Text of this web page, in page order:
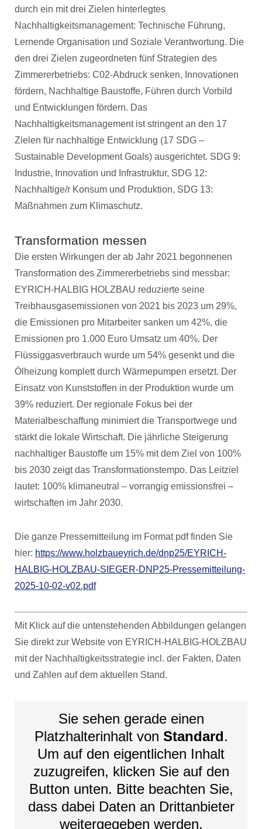
durch ein mit drei Zielen hinterlegtes
Nachhaltigkeitsmanagement: Technische Führung,
Lernende Organisation und Soziale Verantwortung. Die
den drei Zielen zugeordneten fünf Strategien des
Zimmererbetriebs: C02-Abdruck senken, Innovationen
fördern, Nachhaltige Baustoffe, Führen durch Vorbild
und Entwicklungen fördern. Das
Nachhaltigkeitsmanagement ist stringent an den 17
Zielen für nachhaltige Entwicklung (17 SDG –
Sustainable Development Goals) ausgerichtet. SDG 9:
Industrie, Innovation und Infrastruktur, SDG 12:
Nachhaltige/r Konsum und Produktion, SDG 13:
Maßnahmen zum Klimaschutz.
Transformation messen
Die ersten Wirkungen der ab Jahr 2021 begonnenen
Transformation des Zimmererbetriebs sind messbar:
EYRICH-HALBIG HOLZBAU reduzierte seine
Treibhausgasemissionen von 2021 bis 2023 um 29%,
die Emissionen pro Mitarbeiter sanken um 42%, die
Emissionen pro 1.000 Euro Umsatz um 40%. Der
Flüssiggasverbrauch wurde um 54% gesenkt und die
Ölheizung komplett durch Wärmepumpen ersetzt. Der
Einsatz von Kunststoffen in der Produktion wurde um
39% reduziert. Der regionale Fokus bei der
Materialbeschaffung minimiert die Transportwege und
stärkt die lokale Wirtschaft. Die jährliche Steigerung
nachhaltiger Baustoffe um 15% mit dem Ziel von 100%
bis 2030 zeigt das Transformationstempo. Das Leitziel
lautet: 100% klimaneutral – vorrangig emissionsfrei –
wirtschaften im Jahr 2030.
Die ganze Pressemitteilung im Format pdf finden Sie
hier: https://www.holzbaueyrich.de/dnp25/EYRICH-
HALBIG-HOLZBAU-SIEGER-DNP25-Pressemitteilung-
2025-10-02-v02.pdf
Mit Klick auf die untenstehenden Abbildungen gelangen
Sie direkt zur Website von EYRICH-HALBIG-HOLZBAU
mit der Nachhaltigkeitsstrategie incl. der Fakten, Daten
und Zahlen auf dem aktuellen Stand.
Sie sehen gerade einen
Platzhalterinhalt von Standard.
Um auf den eigentlichen Inhalt
zuzugreifen, klicken Sie auf den
Button unten. Bitte beachten Sie,
dass dabei Daten an Drittanbieter
weitergegeben werden.